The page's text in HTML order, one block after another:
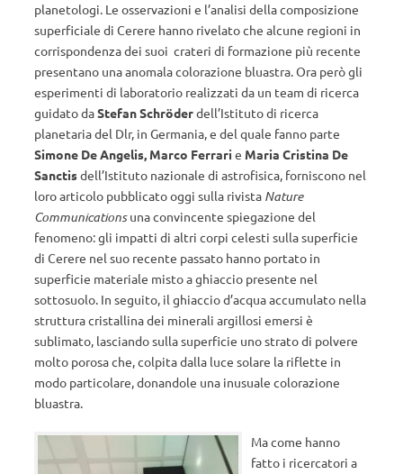
planetologi. Le osservazioni e l’analisi della composizione
superficiale di Cerere hanno rivelato che alcune regioni in
corrispondenza dei suoi crateri di formazione più recente
presentano una anomala colorazione bluastra. Ora però gli
esperimenti di laboratorio realizzati da un team di ricerca
guidato daStefan Schröderdell’Istituto di ricerca
planetaria del Dlr, in Germania, e del quale fanno parte
Simone De Angelis, Marco Ferrari e Maria Cristina De
Sanctisdell’Istituto nazionale di astrofisica, forniscono nel
loro articolo pubblicato oggi sulla rivista Nature
Communicationsuna convincente spiegazione del
fenomeno: gli impatti di altri corpi celesti sulla superficie
di Cerere nel suo recente passato hanno portato in
superficie materiale misto a ghiaccio presente nel
sottosuolo. In seguito, il ghiaccio d’acqua accumulato nella
struttura cristallina dei minerali argillosi emersi è
sublimato, lasciando sulla superficie uno strato di polvere
molto porosa che, colpita dalla luce solare la riflette in
modo particolare, donandole una inusuale colorazione
bluastra.
Ma come hanno
fatto i ricercatori a